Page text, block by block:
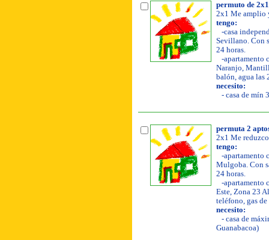
permuto de 2x1
2x1 Me amplio
tengo:
-casa
Sevillano. Con
24 horas.
-apartamento
Naranjo,
balón, agua las
necesito:
- casa de mín
permuta 2
2x1 Me
tengo:
-apartamento
Mulgoba. Con
24 horas.
-apartamento
Este, Zona 23
teléfono, gas
necesito:
- casa de
Guanabacoa)